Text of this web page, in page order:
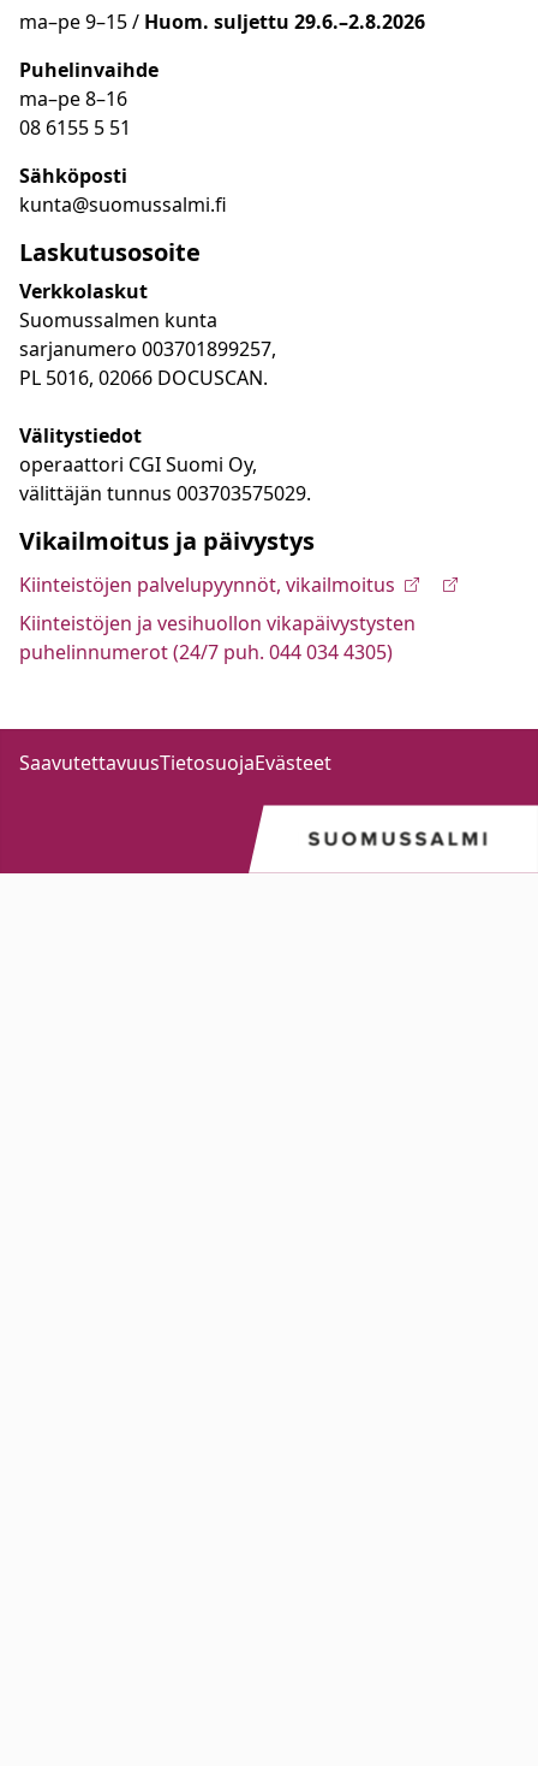
ma–pe 9–15 / Huom. suljettu 29.6.–2.8.2026
Puhelinvaihde
ma–pe 8–16
08 6155 5 51
Sähköposti
kunta@suomussalmi.fi
Laskutusosoite
Verkkolaskut
Suomussalmen kunta
sarjanumero 003701899257,
PL 5016, 02066 DOCUSCAN.
Välitystiedot
operaattori CGI Suomi Oy,
välittäjän tunnus 003703575029.
Vikailmoitus ja päivystys
Kiinteistöjen palvelupyynnöt, vikailmoitus
Kiinteistöjen ja vesihuollon vikapäivystysten
puhelinnumerot (24/7 puh. 044 034 4305)
SaavutettavuusTietosuojaEvästeet